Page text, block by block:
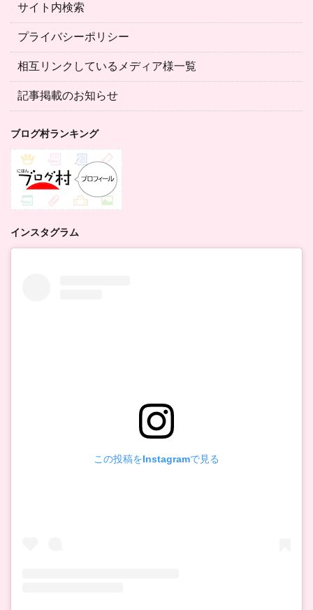
サイト内検索
プライバシーポリシー
相互リンクしているメディア様一覧
記事掲載のお知らせ
ブログ村ランキング
インスタグラム
この投稿をInstagramで見る